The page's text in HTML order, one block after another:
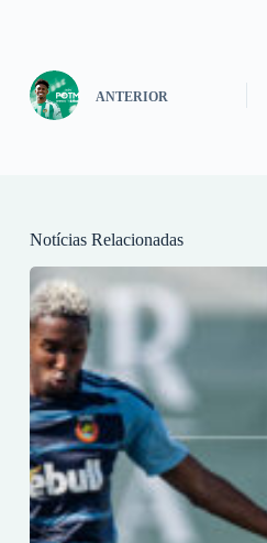
ANTERIOR
Notícias Relacionadas